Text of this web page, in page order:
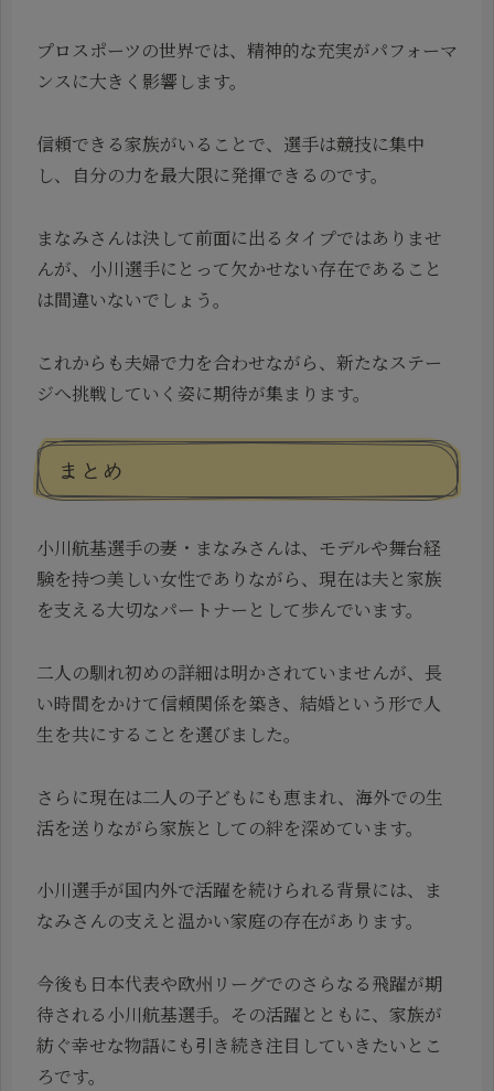
プロスポーツの世界では、精神的な充実がパフォーマ
ンスに大きく影響します。
信頼できる家族がいることで、選手は競技に集中
し、自分の力を最大限に発揮できるのです。
まなみさんは決して前面に出るタイプではありませ
んが、小川選手にとって欠かせない存在であること
は間違いないでしょう。
これからも夫婦で力を合わせながら、新たなステー
ジへ挑戦していく姿に期待が集まります。
まとめ
小川航基選手の妻・まなみさんは、モデルや舞台経
験を持つ美しい女性でありながら、現在は夫と家族
を支える大切なパートナーとして歩んでいます。
二人の馴れ初めの詳細は明かされていませんが、長
い時間をかけて信頼関係を築き、結婚という形で人
生を共にすることを選びました。
さらに現在は二人の子どもにも恵まれ、海外での生
活を送りながら家族としての絆を深めています。
小川選手が国内外で活躍を続けられる背景には、ま
なみさんの支えと温かい家庭の存在があります。
今後も日本代表や欧州リーグでのさらなる飛躍が期
待される小川航基選手。その活躍とともに、家族が
紡ぐ幸せな物語にも引き続き注目していきたいとこ
ろです。